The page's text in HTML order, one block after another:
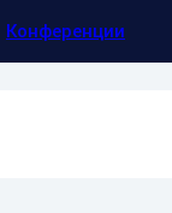
Конференции